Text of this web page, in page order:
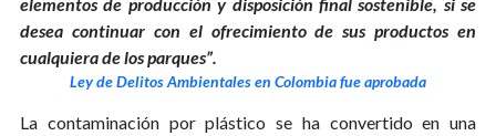
desea continuar con el ofrecimiento de sus productos en
cualquiera de los parques”.
Ley de Delitos Ambientales en Colombia fue aprobada
La contaminación por plástico se ha convertido en una